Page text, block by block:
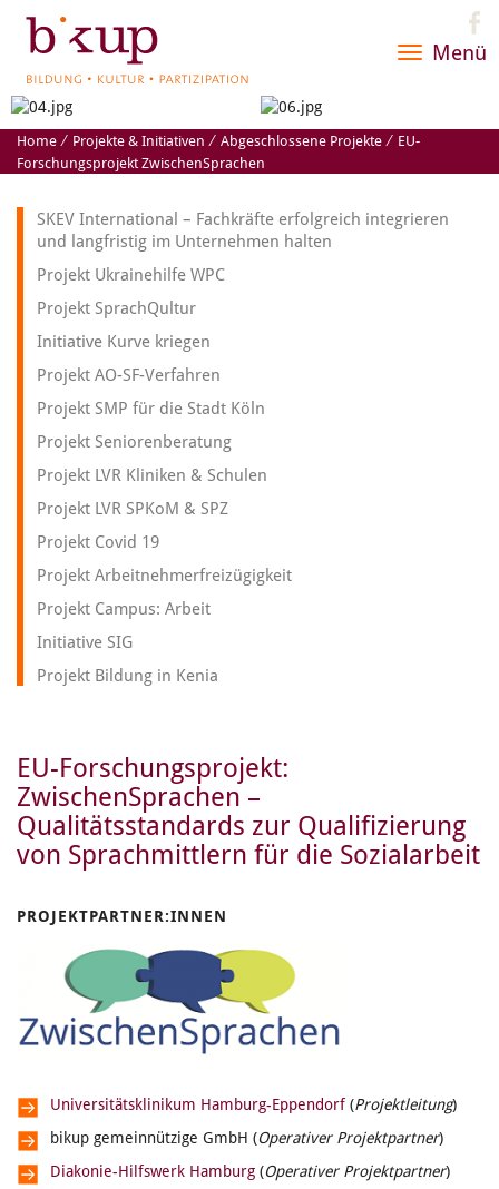
Menü
Toggle
Home⁄ Projekte & Initiativen ⁄ Abgeschlossene Projekte⁄ EU-
Forschungsprojekt ZwischenSprachen
SKEV International – Fachkräfte erfolgreich integrieren
und langfristig im Unternehmen halten
Projekt Ukrainehilfe WPC
Projekt SprachQultur
Initiative Kurve kriegen
Projekt AO-SF-Verfahren
Projekt SMP für die Stadt Köln
Projekt Seniorenberatung
Projekt LVR Kliniken & Schulen
Projekt LVR SPKoM & SPZ
Projekt Covid 19
Projekt Arbeitnehmerfreizügigkeit
Projekt Campus: Arbeit
Initiative SIG
Projekt Bildung in Kenia
EU-Forschungsprojekt:
ZwischenSprachen –
Qualitätsstandards zur Qualifizierung
von Sprachmittlern für die Sozialarbeit
PROJEKTPARTNER:INNEN
Universitätsklinikum Hamburg-Eppendorf (Projektleitung)
bikup gemeinnützige GmbH (Operativer Projektpartner)
Diakonie-Hilfswerk Hamburg (Operativer Projektpartner)